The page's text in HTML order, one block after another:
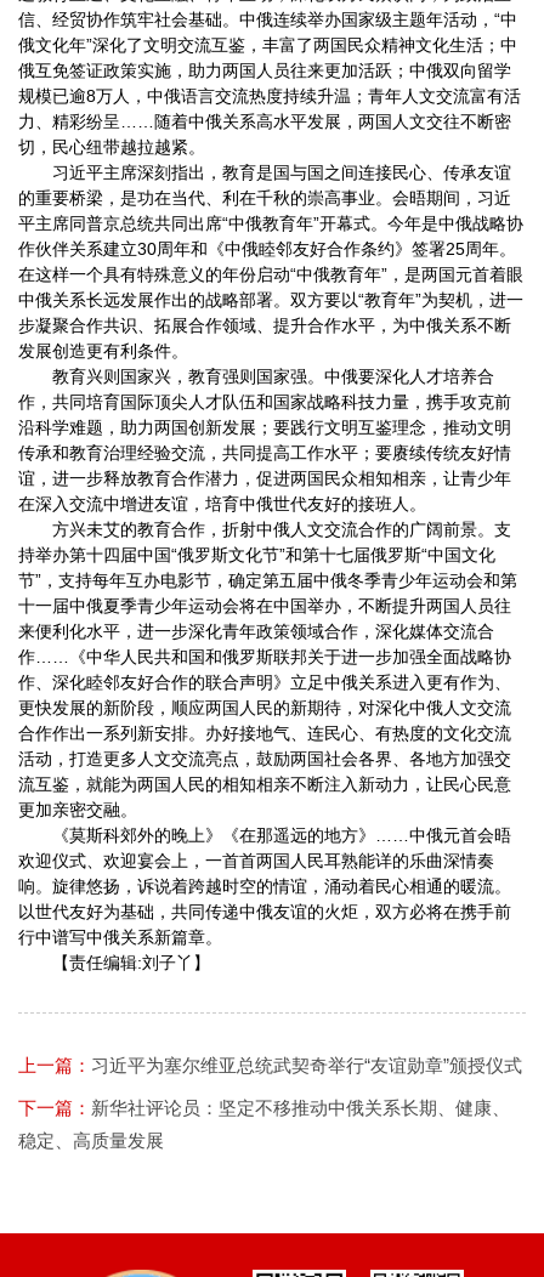
信、经贸协作筑牢社会基础。中俄连续举办国家级主题年活动，“中
俄文化年”深化了文明交流互鉴，丰富了两国民众精神文化生活；中
俄互免签证政策实施，助力两国人员往来更加活跃；中俄双向留学
规模已逾8万人，中俄语言交流热度持续升温；青年人文交流富有活
力、精彩纷呈……随着中俄关系高水平发展，两国人文交往不断密
切，民心纽带越拉越紧。
习近平主席深刻指出，教育是国与国之间连接民心、传承友谊
的重要桥梁，是功在当代、利在千秋的崇高事业。会晤期间，习近
平主席同普京总统共同出席“中俄教育年”开幕式。今年是中俄战略协
作伙伴关系建立30周年和《中俄睦邻友好合作条约》签署25周年。
在这样一个具有特殊意义的年份启动“中俄教育年”，是两国元首着眼
中俄关系长远发展作出的战略部署。双方要以“教育年”为契机，进一
步凝聚合作共识、拓展合作领域、提升合作水平，为中俄关系不断
发展创造更有利条件。
教育兴则国家兴，教育强则国家强。中俄要深化人才培养合
作，共同培育国际顶尖人才队伍和国家战略科技力量，携手攻克前
沿科学难题，助力两国创新发展；要践行文明互鉴理念，推动文明
传承和教育治理经验交流，共同提高工作水平；要赓续传统友好情
谊，进一步释放教育合作潜力，促进两国民众相知相亲，让青少年
在深入交流中增进友谊，培育中俄世代友好的接班人。
方兴未艾的教育合作，折射中俄人文交流合作的广阔前景。支
持举办第十四届中国“俄罗斯文化节”和第十七届俄罗斯“中国文化
节”，支持每年互办电影节，确定第五届中俄冬季青少年运动会和第
十一届中俄夏季青少年运动会将在中国举办，不断提升两国人员往
来便利化水平，进一步深化青年政策领域合作，深化媒体交流合
作……《中华人民共和国和俄罗斯联邦关于进一步加强全面战略协
作、深化睦邻友好合作的联合声明》立足中俄关系进入更有作为、
更快发展的新阶段，顺应两国人民的新期待，对深化中俄人文交流
合作作出一系列新安排。办好接地气、连民心、有热度的文化交流
活动，打造更多人文交流亮点，鼓励两国社会各界、各地方加强交
流互鉴，就能为两国人民的相知相亲不断注入新动力，让民心民意
更加亲密交融。
《莫斯科郊外的晚上》《在那遥远的地方》……中俄元首会晤
欢迎仪式、欢迎宴会上，一首首两国人民耳熟能详的乐曲深情奏
响。旋律悠扬，诉说着跨越时空的情谊，涌动着民心相通的暖流。
以世代友好为基础，共同传递中俄友谊的火炬，双方必将在携手前
行中谱写中俄关系新篇章。
【责任编辑:刘子丫】
上一篇： 习近平为塞尔维亚总统武契奇举行“友谊勋章”颁授仪式
下一篇： 新华社评论员：坚定不移推动中俄关系长期、健康、
稳定、高质量发展